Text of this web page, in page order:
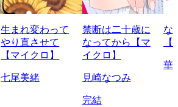
生まれ変わって
やり直させて
【マイクロ】
七尾美緒
禁断は二十歳に
なってから【マ
イクロ】
見崎なつみ
完結
な
華